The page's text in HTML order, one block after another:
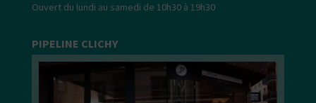
Ouvert du lundi au samedi de 10h30 à 19h30
PIPELINE CLICHY